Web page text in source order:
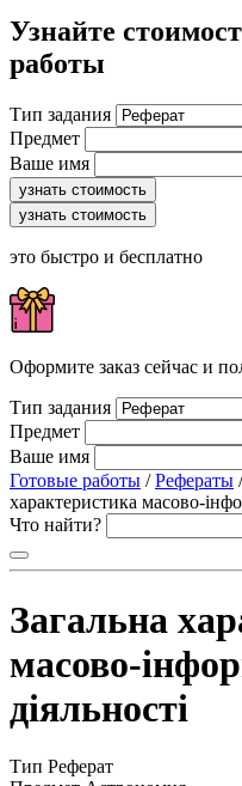
Узнайте
работы
Тип задания
Предмет
Ваше имя
узнать стоимость
узнать стоимость
это быстро и бесплатно
Оформите заказ сейчас и
Тип задания
Предмет
Ваше имя
Готовые работы /Рефераты
характеристика масово-
Что найти?
Загальна
масово-
діяльності
Тип Реферат